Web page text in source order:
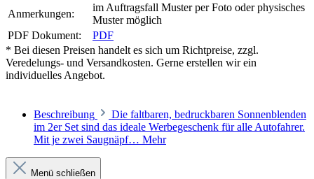
Anmerkungen:
im Auftragsfall Muster per Foto oder physisches
Muster möglich
PDF Dokument:
PDF
* Bei diesen Preisen handelt es sich um Richtpreise, zzgl.
Veredelungs- und Versandkosten. Gerne erstellen wir ein
individuelles Angebot.
Beschreibung
Die faltbaren, bedruckbaren Sonnenblenden
im 2er Set sind das ideale Werbegeschenk für alle Autofahrer.
Mit je zwei Saugnäpf… Mehr
Menü schließen